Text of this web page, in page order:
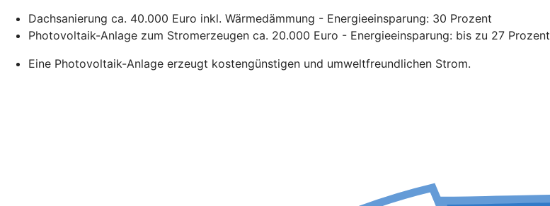
Dachsanierung ca. 40.000 Euro inkl. Wärmedämmung - Energieeinsparung: 30 Prozent
Photovoltaik-Anlage zum Stromerzeugen ca. 20.000 Euro - Energieeinsparung: bis zu 27 Prozent
Eine Photovoltaik-Anlage erzeugt kostengünstigen und umweltfreundlichen Strom.